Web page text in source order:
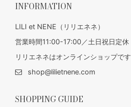
INFORMATION
LILI et NENE（リリエネネ）
営業時間11:00-17:00／土日祝日定休
リリエネネはオンラインショップです
shop@lilietnene.com
SHOPPING GUIDE